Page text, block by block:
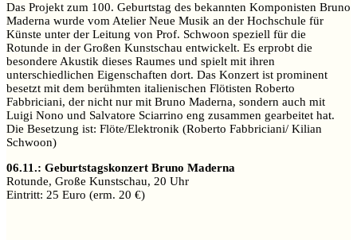
Das Projekt zum 100. Geburtstag des bekannten Komponisten Bruno
Maderna wurde vom Atelier Neue Musik an der Hochschule für
Künste unter der Leitung von Prof. Schwoon speziell für die
Rotunde in der Großen Kunstschau entwickelt. Es erprobt die
besondere Akustik dieses Raumes und spielt mit ihren
unterschiedlichen Eigenschaften dort. Das Konzert ist prominent
besetzt mit dem berühmten italienischen Flötisten Roberto
Fabbriciani, der nicht nur mit Bruno Maderna, sondern auch mit
Luigi Nono und Salvatore Sciarrino eng zusammen gearbeitet hat.
Die Besetzung ist: Flöte/Elektronik (Roberto Fabbriciani/ Kilian
Schwoon)
06.11.: Geburtstagskonzert Bruno Maderna
Rotunde, Große Kunstschau, 20 Uhr
Eintritt: 25 Euro (erm. 20 €)